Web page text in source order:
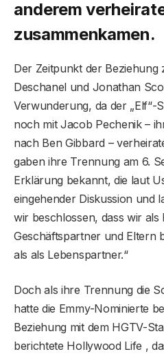
anderem
zusammenkamen.
Der Zeitpunkt der Beziehung
Deschanel und Jonathan
Verwunderung, da der „Elf“-
noch mit Jacob Pechenik –
nach Ben Gibbard –
gaben ihre Trennung am 6.
Erklärung bekannt, die laut
eingehender Diskussion und
wir beschlossen, dass wir als
Geschäftspartner und Eltern
als als Lebenspartner.“
Doch als ihre Trennung die
hatte die Emmy-Nominierte
Beziehung mit dem HGTV-
berichtete Hollywood Life ,